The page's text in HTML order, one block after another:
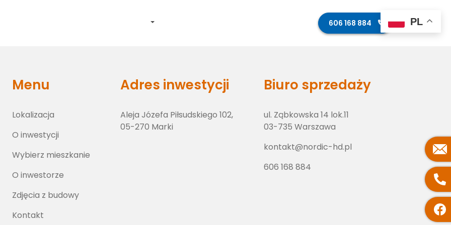
606 168 884
Menu
Lokalizacja
O inwestycji
Wybierz mieszkanie
O inwestorze
Zdjęcia z budowy
Kontakt
Adres inwestycji
Aleja Józefa Piłsudskiego 102,
05-270 Marki
Biuro sprzedaży
ul. Ząbkowska 14 lok.11
03-735 Warszawa
kontakt@nordic-hd.pl
606 168 884
PL